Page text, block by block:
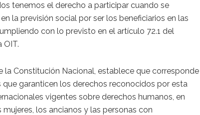
tenemos el derecho a participar cuando se
la previsión social por ser los beneficiarios en las
con lo previsto en el artículo 72.1 del
OIT.
la Constitución Nacional, establece que corresponde
garanticen los derechos reconocidos por esta
vigentes sobre derechos humanos, en
los ancianos y las personas con